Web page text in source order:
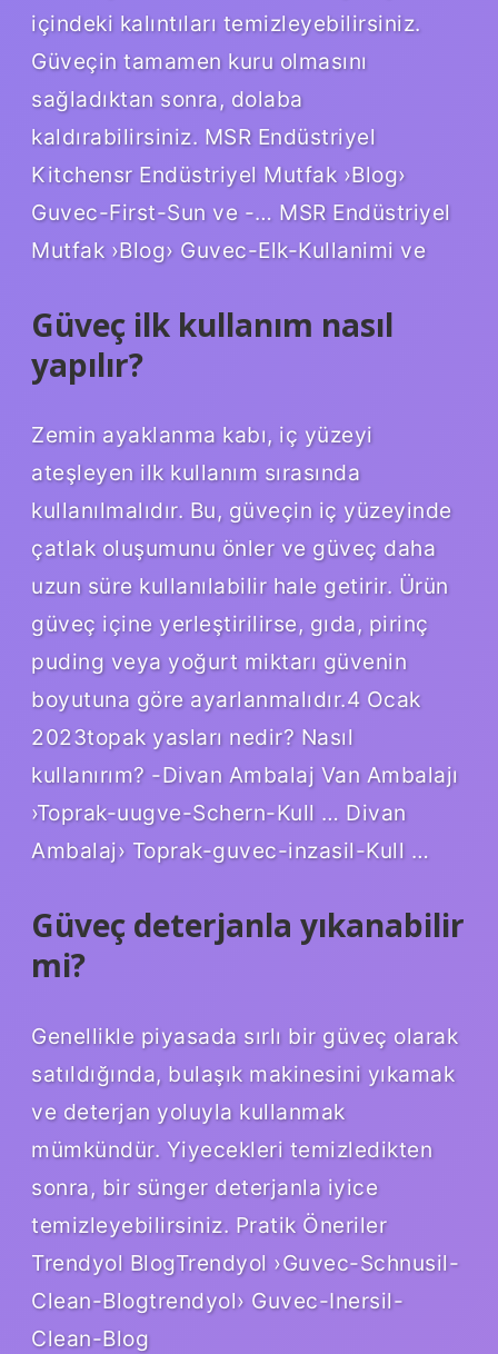
içindeki kalıntıları temizleyebilirsiniz.
Güveçin tamamen kuru olmasını
sağladıktan sonra, dolaba
kaldırabilirsiniz. MSR Endüstriyel
Kitchensr Endüstriyel Mutfak ›Blog›
Guvec-First-Sun ve -… MSR Endüstriyel
Mutfak ›Blog› Guvec-Elk-Kullanimi ve
Güveç ilk kullanım nasıl
yapılır?
Zemin ayaklanma kabı, iç yüzeyi
ateşleyen ilk kullanım sırasında
kullanılmalıdır. Bu, güveçin iç yüzeyinde
çatlak oluşumunu önler ve güveç daha
uzun süre kullanılabilir hale getirir. Ürün
güveç içine yerleştirilirse, gıda, pirinç
puding veya yoğurt miktarı güvenin
boyutuna göre ayarlanmalıdır.4 Ocak
2023topak yasları nedir? Nasıl
kullanırım? -Divan Ambalaj Van Ambalajı
›Toprak-uugve-Schern-Kull … Divan
Ambalaj› Toprak-guvec-inzasil-Kull …
Güveç deterjanla yıkanabilir
mi?
Genellikle piyasada sırlı bir güveç olarak
satıldığında, bulaşık makinesini yıkamak
ve deterjan yoluyla kullanmak
mümkündür. Yiyecekleri temizledikten
sonra, bir sünger deterjanla iyice
temizleyebilirsiniz. Pratik Öneriler
Trendyol BlogTrendyol ›Guvec-Schnusil-
Clean-Blogtrendyol› Guvec-Inersil-
Clean-Blog